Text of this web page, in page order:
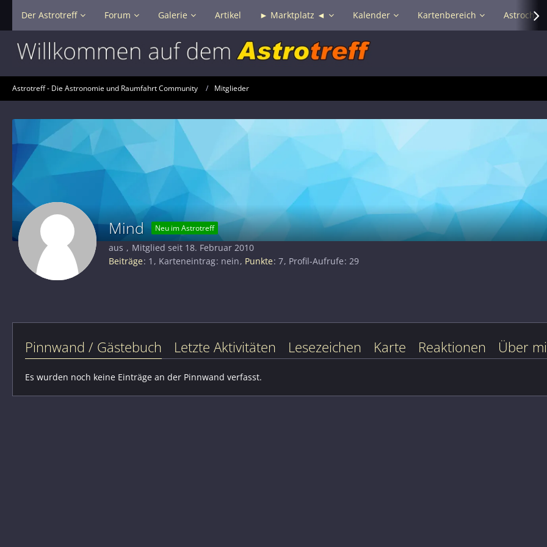
Der Astrotreff Forum Galerie Artikel ► Marktplatz ◄ Kalender Kartenbereich Astrochat
Astrotreff - Die Astronomie und Raumfahrt Community Mitglieder
Mind Neu im Astrotreff
aus
Mitglied seit 18. Februar 2010
Beiträge 1 Karteneintrag nein Punkte 7 Profil-Aufrufe 29
Pinnwand / Gästebuch Letzte Aktivitäten Lesezeichen Karte Reaktionen Über
Es wurden noch keine Einträge an der Pinnwand verfasst.